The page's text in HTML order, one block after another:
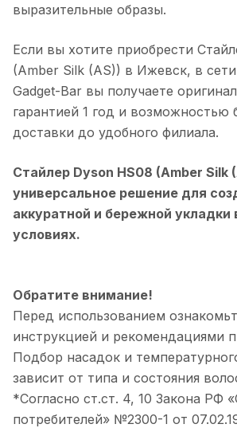
выразительные образы.
Если вы хотите приобрести
(Amber Silk (AS)) в Ижевск, в
Gadget-Bar вы получаете
гарантией 1 год и возможностью
доставки до удобного филиала.
Стайлер Dyson HS08 (Amber Silk
универсальное решение для
аккуратной и бережной
условиях.
Обратите внимание!
Перед использованием
инструкцией и рекомендациями
Подбор насадок и
зависит от типа и состояния
*Согласно ст.ст. 4, 10 Закона РФ
потребителей» №2300-1 от